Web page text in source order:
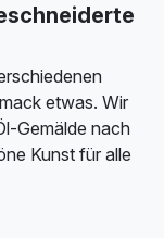
etwas. Wir
Gemälde nach
Kunst für alle